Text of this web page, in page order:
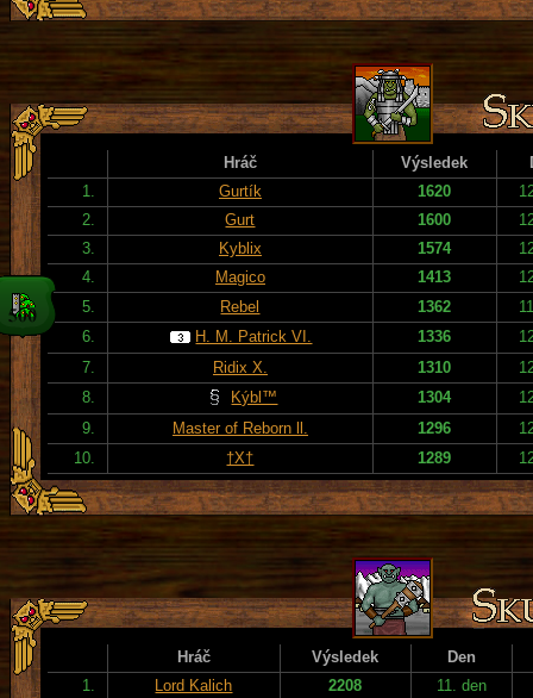
Hráč Výsledek
1.
Gurtík 1620
2.
Gurt 1600
3.
Kyblix 1574
4.
Magico 1413
5.
Rebel 1362
6.
H. M. Patrick VI. 1336
7.
Ridix X. 1310
8.
Kýbl™ 1304
9.
Master of Reborn ll. 1296
10.
†X† 1289
Hráč Výsledek
Den
1.
Lord Kalich 2208
11. den